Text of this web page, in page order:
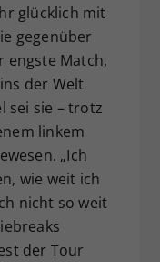
glücklich mit
gegenüber
engste Match,
der Welt
sei sie – trotz
linkem
„Ich
wie weit ich
nicht so weit
der Tour